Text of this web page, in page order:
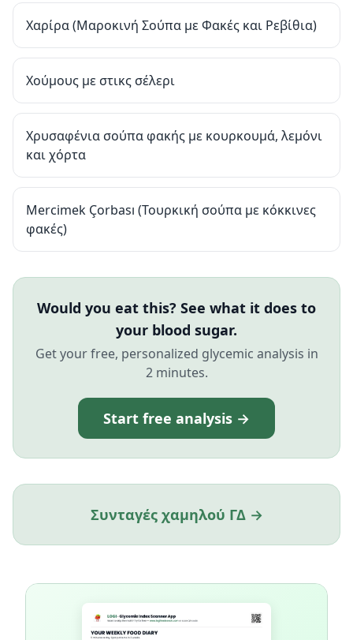
Χαρίρα (Μαροκινή Σούπα με Φακές και Ρεβίθια)
Χούμους με στικς σέλερι
Χρυσαφένια σούπα φακής με κουρκουμά, λεμόνι
και χόρτα
Mercimek Çorbası (Τουρκική σούπα με κόκκινες
φακές)
Would you eat this? See what it does to
your blood sugar.
Get your free, personalized glycemic analysis in
2 minutes.
Start free analysis →
Συνταγές χαμηλού ΓΔ →